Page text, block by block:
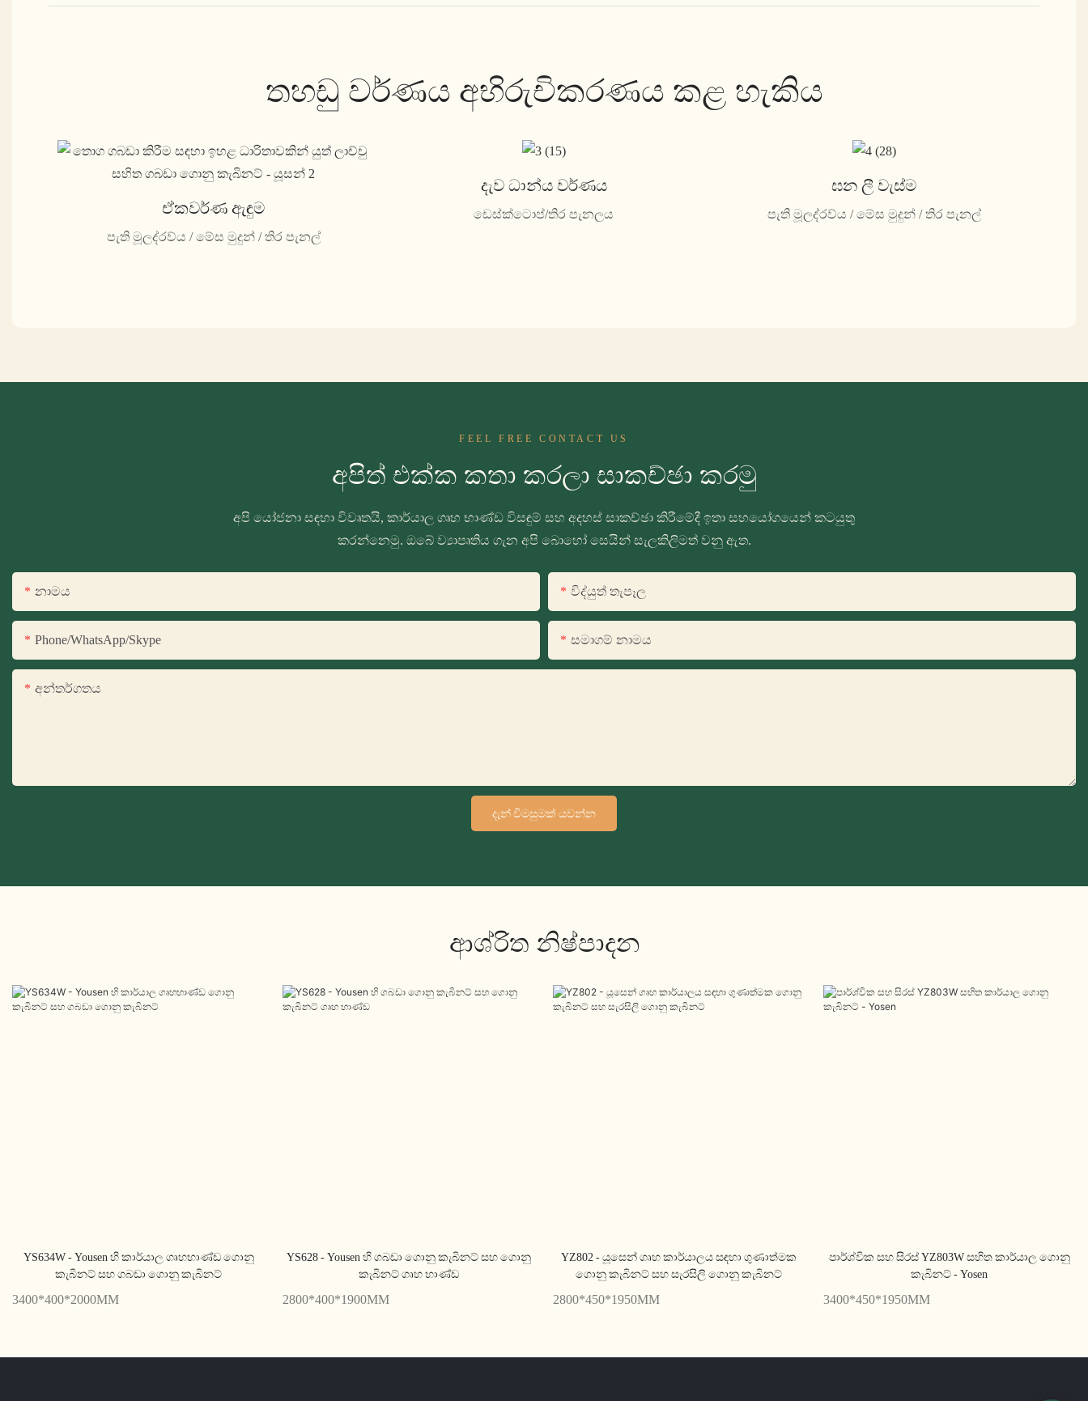
තහඩු වර්ණය අභිරුචිකරණය කළ හැකිය
ඒකවර්ණ ඇඳුම
පැති මූලද්රව්ය / මේස මුදුන් / තිර පැනල්
දැව ධාන්ය වර්ණය
ඩෙස්ක්ටොප්/තිර පැනලය
ඝන ලී වැස්ම
පැති මූලද්රව්ය / මේස මුදුන් / තිර පැනල්
FEEL FREE CONTACT US
අපිත් එක්ක කතා කරලා සාකච්ඡා කරමු
අපි යෝජනා සඳහා විවෘතයි, කාර්යාල ගෘහ භාණ්ඩ විසඳුම් සහ අදහස් සාකච්ඡා කිරීමේදී ඉතා සහයෝගයෙන් කටයුතු
කරන්නෙමු. ඔබේ ව්‍යාපෘතිය ගැන අපි බොහෝ සෙයින් සැලකිලිමත් වනු ඇත.
නාමය විද්යුත් තැපෑල
Phone/WhatsApp/Skype සමාගම් නාමය
අන්තර්ගතය
දැන් විමසුමක් යවන්න
ආශ්රිත නිෂ්පාදන
YS634W - Yousen හි කාර්යාල ගෘහභාණ්ඩ ගොනු
කැබිනට් සහ ගබඩා ගොනු කැබිනට්
3400*400*2000MM
YS628 - Yousen හි ගබඩා ගොනු කැබිනට් සහ ගොනු
කැබිනට් ගෘහ භාණ්ඩ
2800*400*1900MM
YZ802 - යූසෙන් ගෘහ කාර්යාලය සඳහා ගුණාත්මක
ගොනු කැබිනට් සහ සැරසිලි ගොනු කැබිනට්
2800*450*1950MM
පාර්ශ්වික සහ සිරස් YZ803W සහිත කාර්යාල ගොනු
කැබිනට් - Yosen
3400*450*1950MM